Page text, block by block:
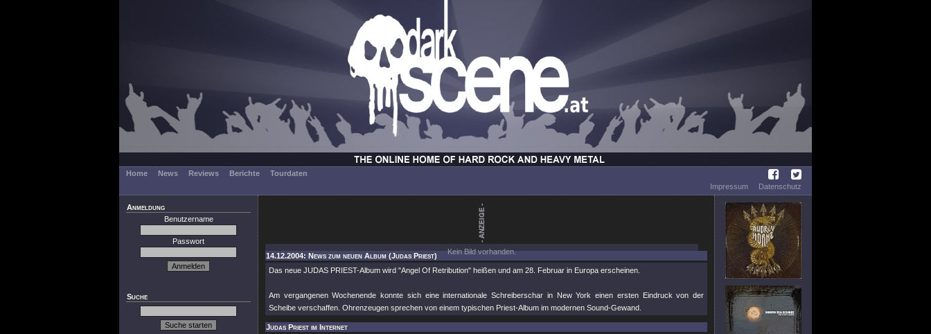
Home News Reviews Berichte
Tourdaten
Impressum
Datenschutz
Anmeldung
Benutzername
Passwort
Suche
Kein Bild vorhanden.
14.12.2004: News zum neuen Album (Judas Priest)
Das neue JUDAS PRIEST-Album wird "Angel Of Retribution" heißen und am 28. Februar in Europa erscheinen.
Am vergangenen Wochenende konnte sich eine internationale Schreiberschar in New York einen ersten Eindruck von der
Scheibe verschaffen. Ohrenzeugen sprechen von einem typischen Priest-Album im modernen Sound-Gewand.
Judas Priest im Internet